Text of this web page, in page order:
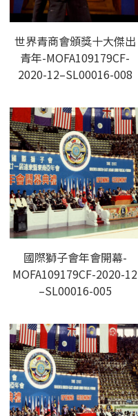
世界青商會頒獎十大傑出
青年-MOFA109179CF-
2020-12–SL00016-008
國際獅子會年會開幕-
MOFA109179CF-2020-12
–SL00016-005